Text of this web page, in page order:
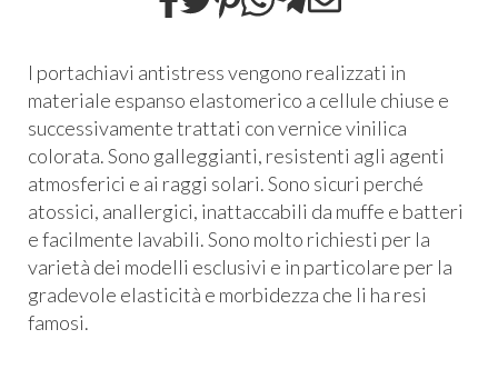
I portachiavi antistress vengono realizzati in
materiale espanso elastomerico a cellule chiuse e
successivamente trattati con vernice vinilica
colorata. Sono galleggianti, resistenti agli agenti
atmosferici e ai raggi solari. Sono sicuri perché
atossici, anallergici, inattaccabili da muffe e batteri
e facilmente lavabili. Sono molto richiesti per la
varietà dei modelli esclusivi e in particolare per la
gradevole elasticità e morbidezza che li ha resi
famosi.